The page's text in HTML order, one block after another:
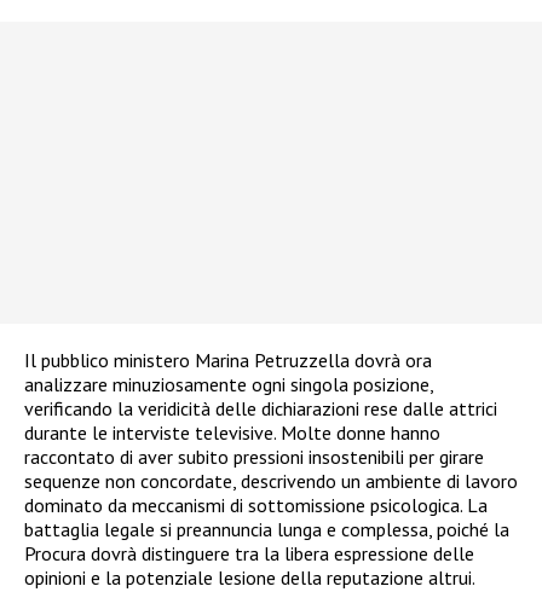
Il pubblico ministero Marina Petruzzella dovrà ora
analizzare minuziosamente ogni singola posizione,
verificando la veridicità delle dichiarazioni rese dalle attrici
durante le interviste televisive. Molte donne hanno
raccontato di aver subito pressioni insostenibili per girare
sequenze non concordate, descrivendo un ambiente di lavoro
dominato da meccanismi di sottomissione psicologica. La
battaglia legale si preannuncia lunga e complessa, poiché la
Procura dovrà distinguere tra la libera espressione delle
opinioni e la potenziale lesione della reputazione altrui.